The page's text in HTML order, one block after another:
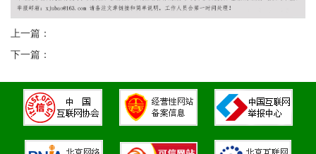
上一篇：
下一篇：